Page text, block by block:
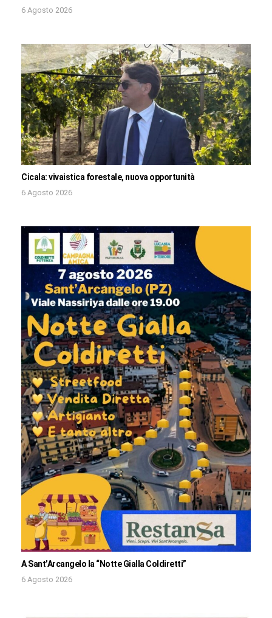
6 Agosto 2026
Cicala: vivaistica forestale, nuova opportunità
6 Agosto 2026
A Sant’Arcangelo la “Notte Gialla Coldiretti”
6 Agosto 2026